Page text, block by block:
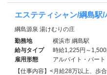
エステティシャン/綱島駅
綱島源泉 湯けむりの庄
勤務地
横浜市 綱島駅
給与タイプ
時給1,225円～
雇用形態
アルバイト・パート
【仕事内容】<月給28万以上、歩